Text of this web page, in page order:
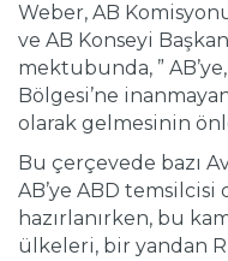
Weber, AB
ve AB Konseyi
mektubunda, ”
Bölgesi’ne
olarak gelmesinin
Bu çerçevede bazı
AB’ye ABD
hazırlanırken, bu
ülkeleri, bir yandan